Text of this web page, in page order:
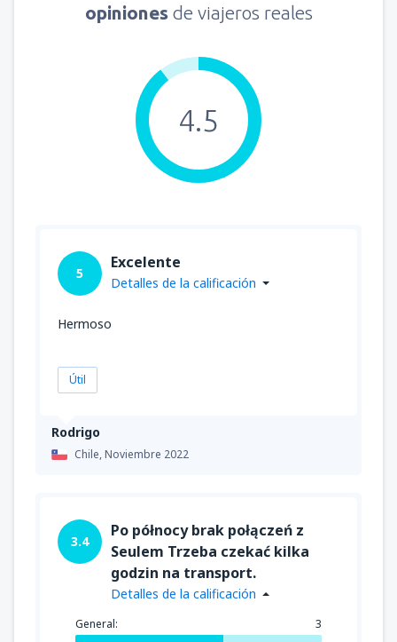
opiniones de viajeros reales
4.5
Rodrigo
Chile,Noviembre 2022
5
Excelente
Detalles de la calificación
Hermoso
Útil
3.4
Po północy brak połączeń z
Seulem Trzeba czekać kilka
godzin na transport.
Detalles de la calificación
General: 3